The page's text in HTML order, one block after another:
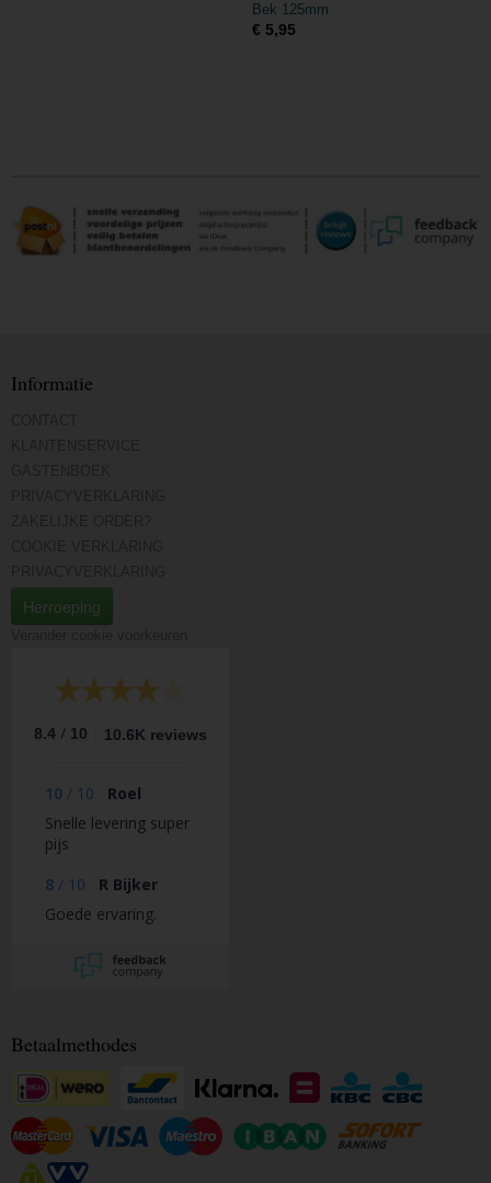
Bek 125mm
€ 5,95
Informatie
Herroeping
8.4 / 10 10.6K reviews
10 / 10
Roel
Snelle levering super
pijs
8 / 10
R Bijker
Goede ervaring.
Betaalmethodes